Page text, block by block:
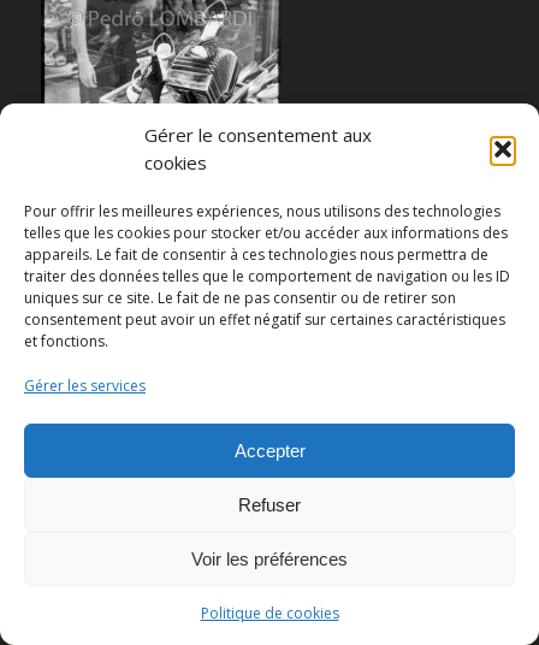
Gérer le consentement aux
cookies
Pour offrir les meilleures expériences, nous utilisons des technologies
telles que les cookies pour stocker et/ou accéder aux informations des
appareils. Le fait de consentir à ces technologies nous permettra de
traiter des données telles que le comportement de navigation ou les ID
uniques sur ce site. Le fait de ne pas consentir ou de retirer son
consentement peut avoir un effet négatif sur certaines caractéristiques
et fonctions.
Gérer les services
Accepter
Refuser
Voir les préférences
Politique de cookies
Partager cette publication